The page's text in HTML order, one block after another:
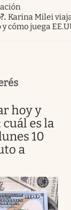
. Karina Milei
cómo juega
hoy y
es la
10
a